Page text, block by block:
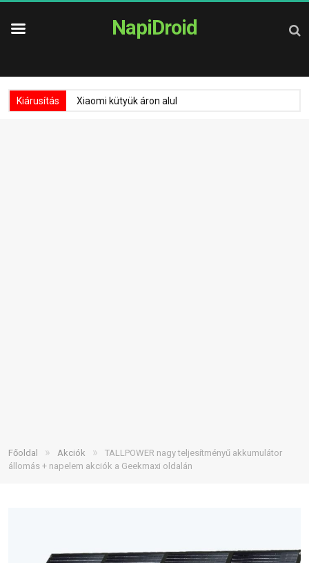
NapiDroid
Kiárusítás Xiaomi kütyük áron alul
Főoldal » Akciók »
TALLPOWER nagy teljesítményű akkumulátor
állomás + napelem akciók a Geekmaxi oldalán